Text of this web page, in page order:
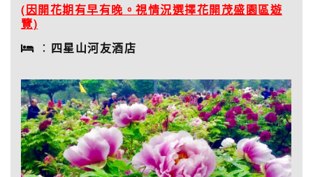
(因開花期有早有晚。視情況選擇花開茂盛園區遊
覽)
： 四星山河友酒店